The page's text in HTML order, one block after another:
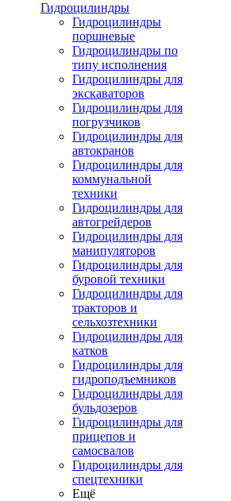
Гидроцилиндры
Гидроцилиндры
поршневые
Гидроцилиндры по
типу исполнения
Гидроцилиндры для
экскаваторов
Гидроцилиндры для
погрузчиков
Гидроцилиндры для
автокранов
Гидроцилиндры для
коммунальной
техники
Гидроцилиндры для
автогрейдеров
Гидроцилиндры для
манипуляторов
Гидроцилиндры для
буровой техники
Гидроцилиндры для
тракторов и
сельхозтехники
Гидроцилиндры для
катков
Гидроцилиндры для
гидроподъемников
Гидроцилиндры для
бульдозеров
Гидроцилиндры для
прицепов и
самосвалов
Гидроцилиндры для
спецтехники
Ещё